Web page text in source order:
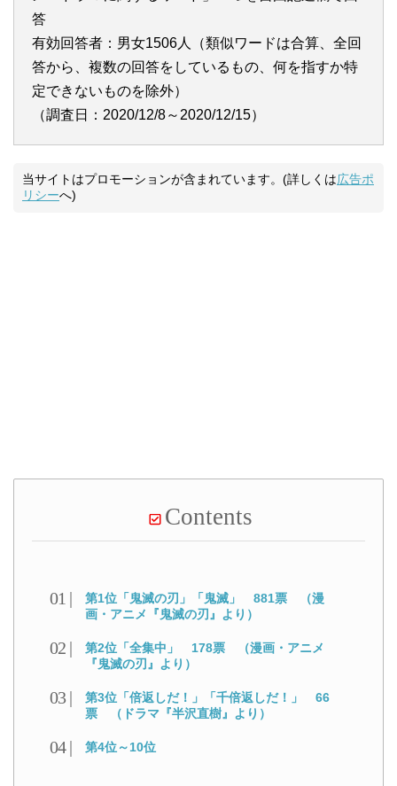
答
有効回答者：男女1506人（類似ワードは合算、全回
答から、複数の回答をしているもの、何を指すか特
定できないものを除外）
（調査日：2020/12/8～2020/12/15）
当サイトはプロモーションが含まれています。(詳しくは広告ポ
リシーへ)
Contents
第1位「鬼滅の刃」「鬼滅」 881票 （漫
画・アニメ『鬼滅の刃』より）
第2位「全集中」 178票 （漫画・アニメ
『鬼滅の刃』より）
第3位「倍返しだ！」「千倍返しだ！」 66
票 （ドラマ『半沢直樹』より）
第4位～10位